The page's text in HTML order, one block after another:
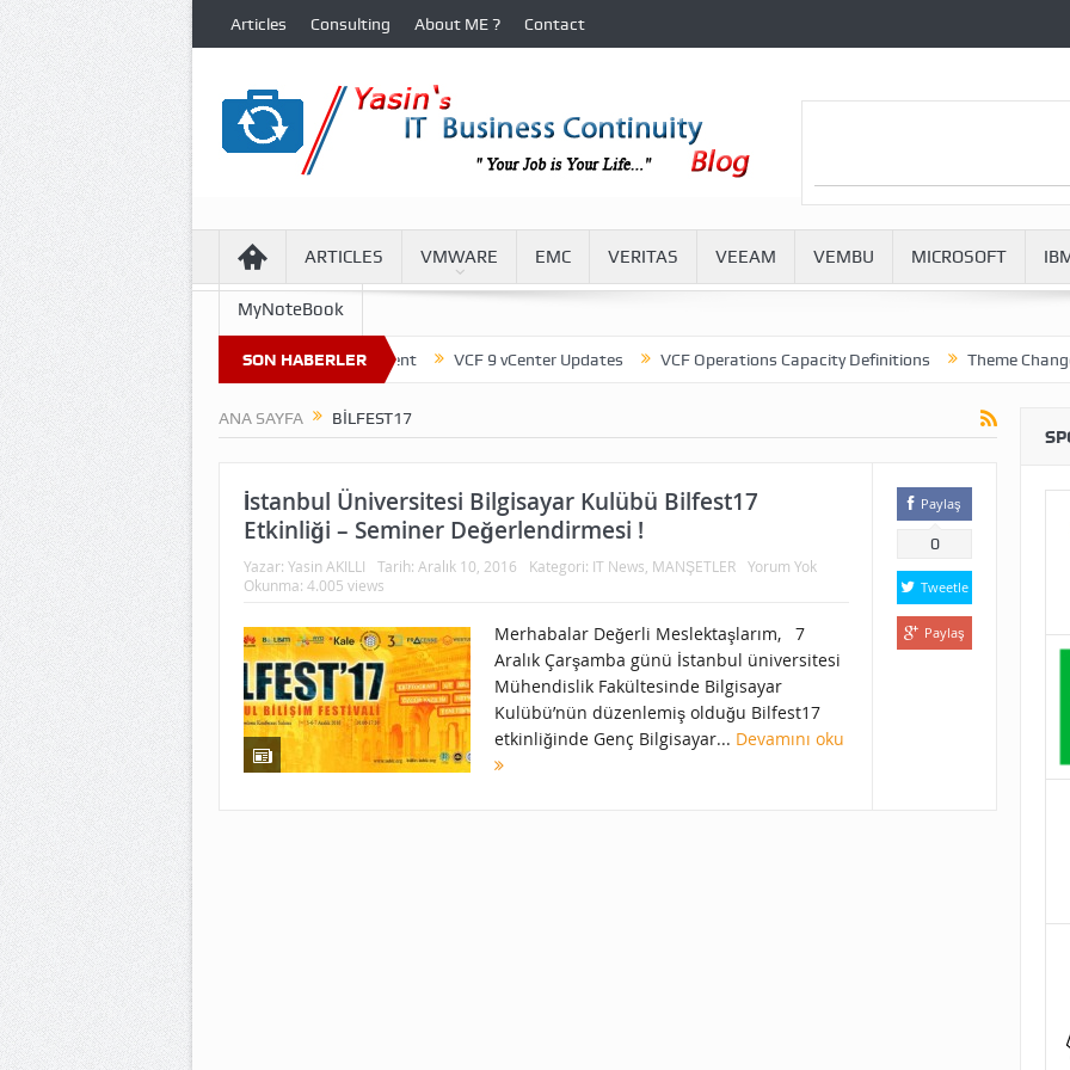
Articles Consulting About ME ? Contact
ARTICLES VMWARE EMC VERITAS VEEAM VEMBU MICROSOFT
MyNoteBook
SON HABERLER
of Virtual Machine Files in VCF 9 Environment VCF 9 vCenter Updates VCF Operations Capacity Definitions Theme Change in
ANA SAYFA BILFEST17
İstanbul Üniversitesi Bilgisayar Kulübü Bilfest17
Etkinliği – Seminer Değerlendirmesi !
Yazar: Yasin AKILLI Tarih: Aralık 10, 2016 Kategori: IT News MANŞETLER
Yorum Yok
Okunma: 4.005 views
Merhabalar Değerli Meslektaşlarım, 7
Aralık Çarşamba günü İstanbul üniversitesi
Mühendislik Fakültesinde Bilgisayar
Kulübü’nün düzenlemiş olduğu Bilfest17
etkinliğinde Genç Bilgisayar... Devamını oku
Paylaş
0
Tweetle
Paylaş